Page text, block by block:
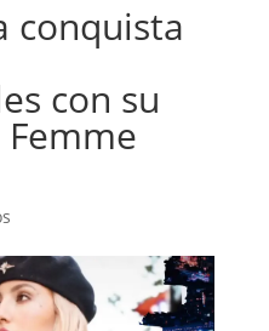
conquista
con su
Femme